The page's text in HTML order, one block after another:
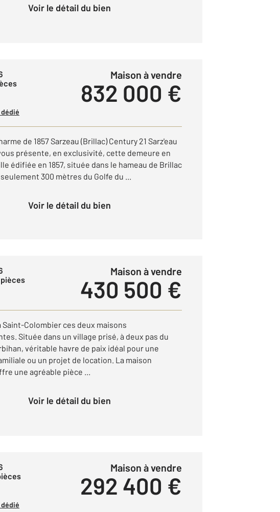
Voir le détail du bien
Maison à vendre
832 000 €
de 1857 Sarzeau (Brillac) Century 21 Sarz'eau
présente, en exclusivité, cette demeure en
édifiée en 1857, située dans le hameau de Brillac
seulement 300 mètres du Golfe du ...
Voir le détail du bien
pièces
Maison à vendre
430 500 €
Saint-Colombier ces deux maisons
Située dans un village prisé, à deux pas du
véritable havre de paix idéal pour une
ou un projet de location. La maison
une agréable pièce ...
Voir le détail du bien
Maison à vendre
292 400 €